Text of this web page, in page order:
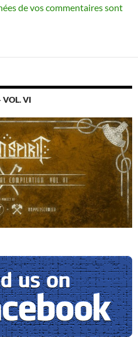
de vos commentaires sont
VOL. VI